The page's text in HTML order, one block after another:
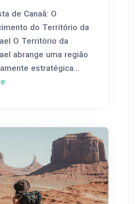
de Canaã: O
do Território da
O Território da
abrange uma região
estratégica...